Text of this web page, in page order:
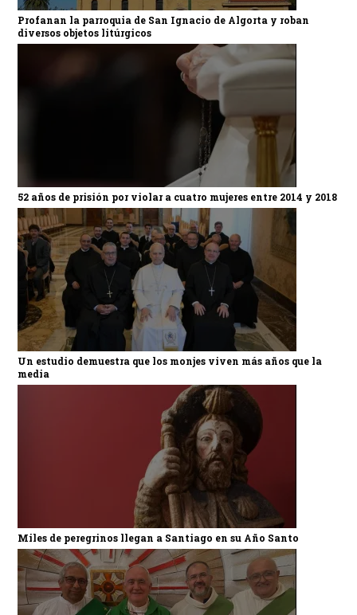
Profanan la parroquia de San Ignacio de Algorta y roban
diversos objetos litúrgicos
52 años de prisión por violar a cuatro mujeres entre 2014 y 2018
Un estudio demuestra que los monjes viven más años que la
media
Miles de peregrinos llegan a Santiago en su Año Santo